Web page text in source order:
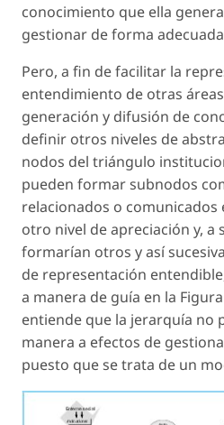
conocimiento que ella
gestionar de forma
Pero, a fin de facilitar la
entendimiento de otras
generación y difusión de
definir otros niveles de
nodos del triángulo
pueden formar subnodos
relacionados o
otro nivel de apreciación y, a
formarían otros y así
de representación
a manera de guía en la
entiende que la jerarquía no
manera a efectos de
puesto que se trata de un